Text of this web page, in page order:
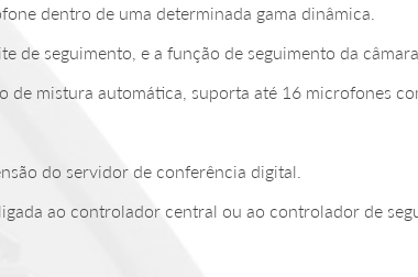
dentro de uma determinada gama dinâmica.
de seguimento, e a função de seguimento da
mistura automática, suporta até 16 microfones
do servidor de conferência digital.
ao controlador central ou ao controlador de